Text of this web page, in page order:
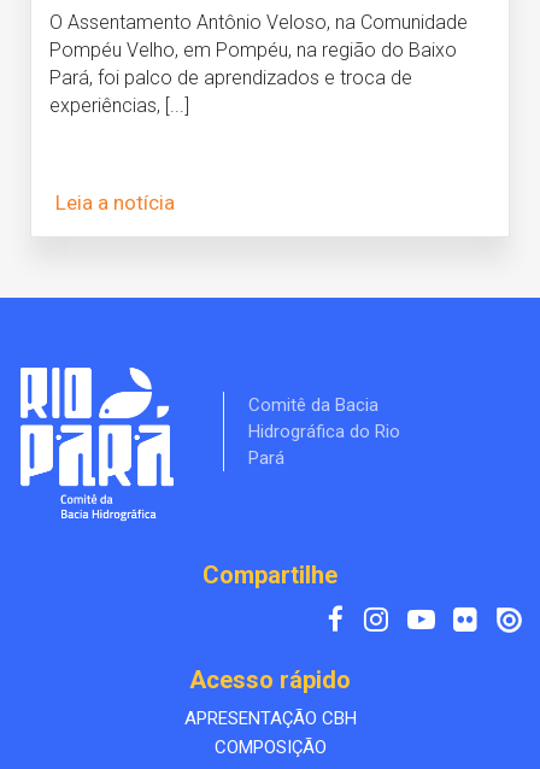
O Assentamento Antônio Veloso, na Comunidade
Pompéu Velho, em Pompéu, na região do Baixo
Pará, foi palco de aprendizados e troca de
experiências, [...]
Leia a notícia
Comitê da Bacia
Hidrográfica do Rio
Pará
Compartilhe
Acesso rápido
APRESENTAÇÃO CBH
COMPOSIÇÃO